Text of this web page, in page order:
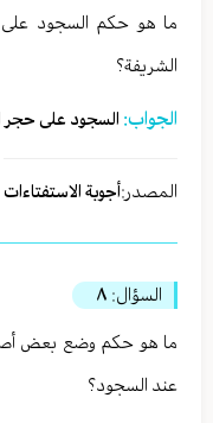
ما هو حكم السجود
الشريفة؟
الجواب: السجود على حجر
المصدر:أجوبة الاستفتاءات
السؤال: ٨
ما هو حكم وضع بعض
عند السجود؟